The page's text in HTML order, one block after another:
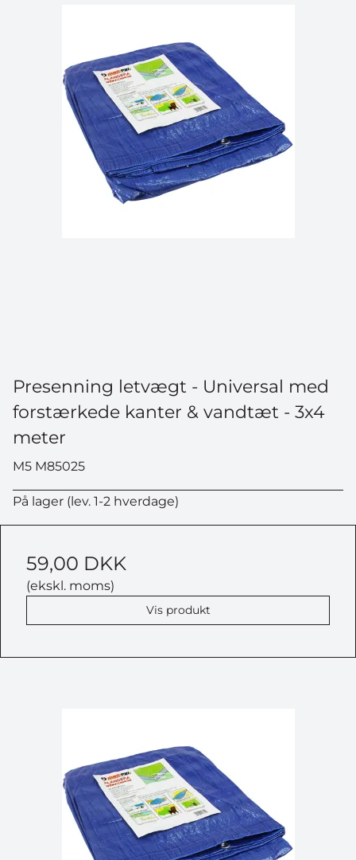
Presenning letvægt - Universal med
forstærkede kanter & vandtæt - 3x4
meter
M5 M85025
På lager (lev. 1-2 hverdage)
59,00 DKK
(ekskl. moms)
Vis produkt